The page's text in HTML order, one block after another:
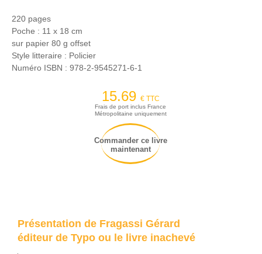
220 pages
Poche : 11 x 18 cm
sur papier 80 g offset
Style litteraire : Policier
Numéro ISBN : 978-2-9545271-6-1
15.69 € TTC
Frais de port inclus France
Métropolitaine uniquement
Commander ce livre
maintenant
Présentation de Fragassi Gérard
éditeur de Typo ou le livre inachevé